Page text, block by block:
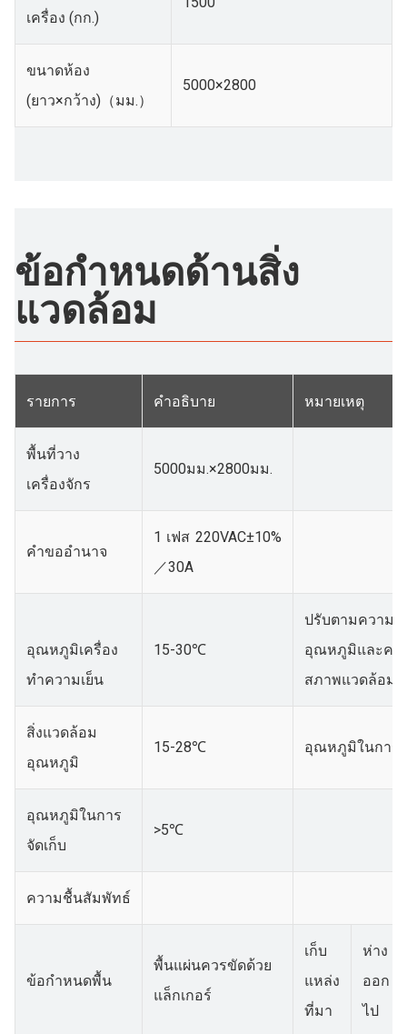
เครื่อง (กก.)
ขนาดห้อง
(ยาว×กว้าง)（มม.）
5000×2800
ข้อกำหนดด้านสิ่ง
แวดล้อม
รายการ คำอธิบาย หมายเหตุ
พื้นที่วาง
เครื่องจักร
5000มม.×2800มม.
คำขออำนาจ
1 เฟส 220VAC±10%
／30A
อุณหภูมิเครื่อง
ทำความเย็น
15-30℃
ปรับตามความเ
อุณหภูมิและคว
สภาพแวดล้อม
สิ่งแวดล้อม
อุณหภูมิ
15-28℃ อุณหภูมิในการ
อุณหภูมิในการ
จัดเก็บ
>5℃
ความชื้นสัมพัทธ์
ข้อกำหนดพื้น
พื้นแผ่นควรขัดด้วย
แล็กเกอร์
เก็บ
แหล่ง
ที่มา
ห่าง
ออก
ไป